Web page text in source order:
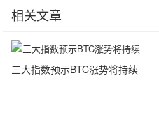
相关文章
三大指数预示BTC涨势将持续